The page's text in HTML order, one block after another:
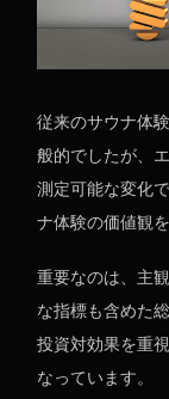
従来のサウナ体
般的でしたが、
測定可能な変化
ナ体験の価値観
重要なのは、主
な指標も含めた
投資対効果を重
なっています。